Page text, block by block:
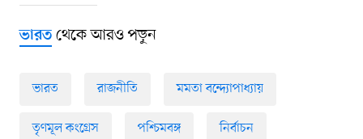
ভারতথেকে আরও পড়ুন
ভারত রাজনীতি মমতা বন্দ্যোপাধ্যায়
তৃণমূল কংগ্রেস পশ্চিমবঙ্গ নির্বাচন